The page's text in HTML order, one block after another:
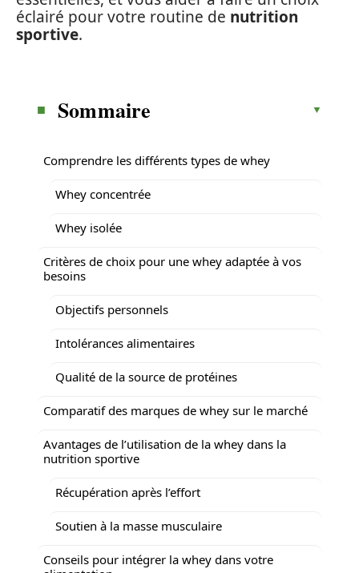
éclairé pour votre routine de nutrition
sportive.
Sommaire
Comprendre les différents types de whey
Whey concentrée
Whey isolée
Critères de choix pour une whey adaptée à vos
besoins
Objectifs personnels
Intolérances alimentaires
Qualité de la source de protéines
Comparatif des marques de whey sur le marché
Avantages de l’utilisation de la whey dans la
nutrition sportive
Récupération après l’effort
Soutien à la masse musculaire
Conseils pour intégrer la whey dans votre